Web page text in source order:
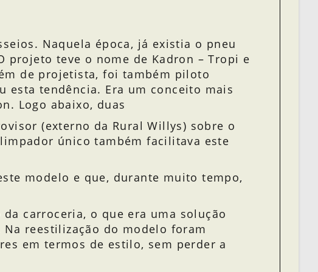
Naquela época, já existia o pneu
projeto teve o nome de Kadron – Tropi e
de projetista, foi também piloto
tendência. Era um conceito mais
Logo abaixo, duas
(externo da Rural Willys) sobre o
único também facilitava este
modelo e que, durante muito tempo,
carroceria, o que era uma solução
reestilização do modelo foram
em termos de estilo, sem perder a